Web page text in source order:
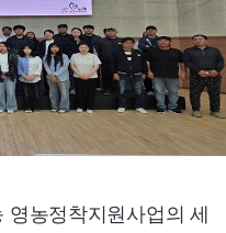
농정착지원사업의 세